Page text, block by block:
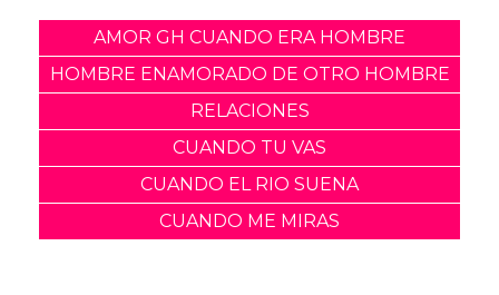
AMOR GH CUANDO ERA HOMBRE
HOMBRE ENAMORADO DE OTRO HOMBRE
RELACIONES
CUANDO TU VAS
CUANDO EL RIO SUENA
CUANDO ME MIRAS